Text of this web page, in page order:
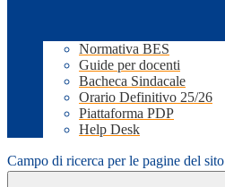
Normativa BES
Guide per docenti
Bacheca Sindacale
Orario Definitivo 25/26
Piattaforma PDP
Help Desk
Campo di ricerca per le pagine del sito